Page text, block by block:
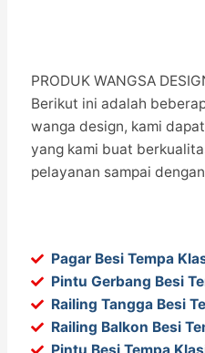
PRODUK WANGSA
Berikut ini adalah
wanga design, kami
yang kami buat
pelayanan sampai
Pagar Besi Tempa
Pintu Gerbang Besi
Railing Tangga Besi
Railing Balkon Besi